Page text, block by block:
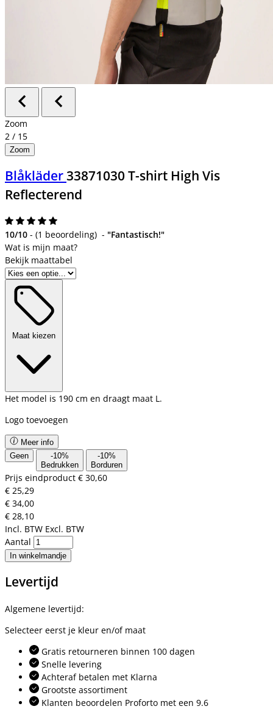
Zoom
2 / 15
Zoom
Blåkläder33871030 T-shirt High Vis
Reflecterend
10/10 - (1 beoordeling) - "Fantastisch!"
Bekijk maattabel
Maat kiezen
Het model is 190 cm en draagt maat L.
Logo toevoegen
Meer info
Geen
-10%
Bedrukken
-10%
Borduren
Prijs eindproduct € 30,60
€ 25,29
€ 34,00
€ 28,10
Incl. BTW Excl. BTW
Aantal
In winkelmandje
Levertijd
Algemene levertijd:
Selecteer eerst je kleur en/of maat
Gratis retourneren binnen 100 dagen
Snelle levering
Achteraf betalen met Klarna
Grootste assortiment
Klanten beoordelen Proforto met een 9.6